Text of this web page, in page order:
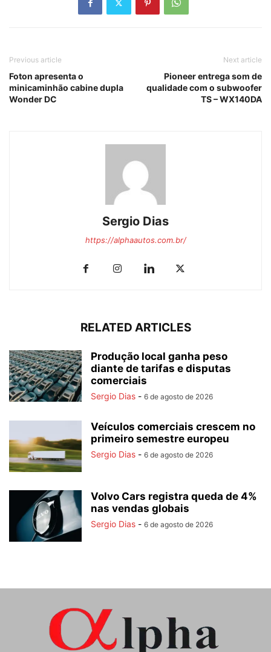
Previous article
Foton apresenta o
minicaminhão cabine dupla
Wonder DC
Next article
Pioneer entrega som de
qualidade com o subwoofer
TS – WX140DA
Sergio Dias
https://alphaautos.com.br/
RELATED ARTICLES
Produção local ganha peso
diante de tarifas e disputas
comerciais
Sergio Dias - 6 de agosto de 2026
Veículos comerciais crescem no
primeiro semestre europeu
Sergio Dias - 6 de agosto de 2026
Volvo Cars registra queda de 4%
nas vendas globais
Sergio Dias - 6 de agosto de 2026